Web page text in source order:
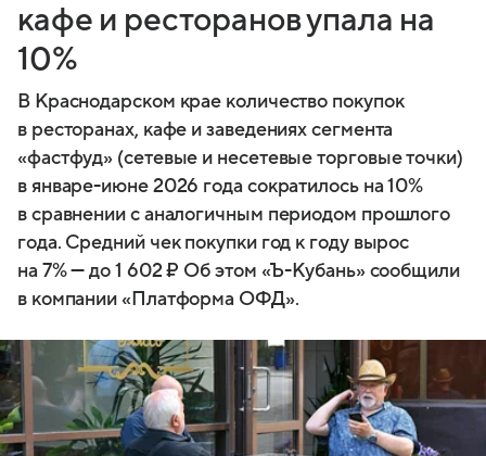
кафе и ресторанов упала на
10%
В Краснодарском крае количество покупок
в ресторанах, кафе и заведениях сегмента
«фастфуд» (сетевые и несетевые торговые точки)
в январе-июне 2026 года сократилось на 10%
в сравнении с аналогичным периодом прошлого
года. Средний чек покупки год к году вырос
на 7% — до 1 602 ₽ Об этом «Ъ-Кубань» сообщили
в компании «Платформа ОФД».